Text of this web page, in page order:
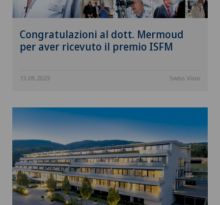
Congratulazioni al dott. Mermoud
per aver ricevuto il premio ISFM
13.09.2023 Swiss Visio